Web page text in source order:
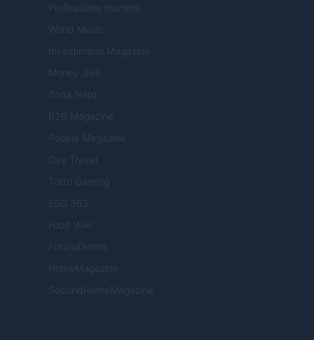
Professione mamma
World Music
Investimenti Magazine
Money 365
Zona Nerd
B2B Magazine
People Magazine
Day Travel
Tutto Gaming
ESG 365
Food Wiki
FuturoDonna
HomeMagazine
SecondHomeMagazine